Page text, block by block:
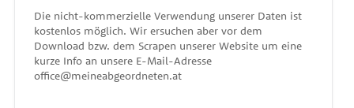
Die nicht-kommerzielle Verwendung unserer Daten ist
kostenlos möglich. Wir ersuchen aber vor dem
Download bzw. dem Scrapen unserer Website um eine
kurze Info an unsere E-Mail-Adresse
office@meineabgeordneten.at